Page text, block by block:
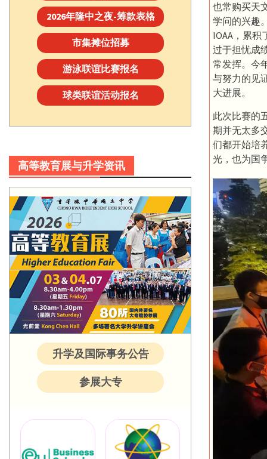
也常购买天
学问的兴趣
IOAA，累
过于担忧成
常发挥。今
与努力的见
大进展。
此次比赛的
期并无太多
们都开始培
光，也为国
2026年隆中之夜-筹款表格
市集摊位招募
游泳联谊比赛报名
球类联谊活动报名
高等教育展与升学资讯
升学及国际事务公告
参展大专